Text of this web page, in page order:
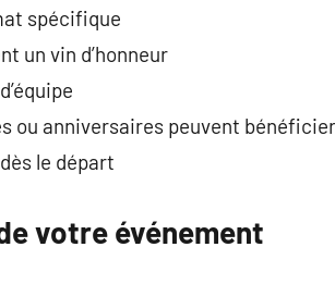
spécifique
un vin d’honneur
ou anniversaires peuvent
le départ
votre événement